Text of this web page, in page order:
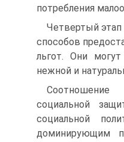
потребления
Четвертый
способов
льгот. Они
нежной и
социальной
социальной
доминирующим